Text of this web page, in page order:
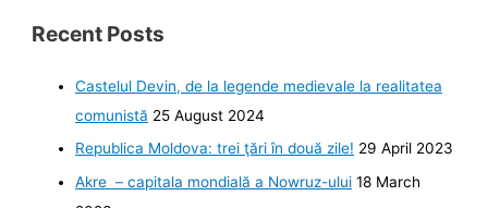
lacului
fără
Recent Posts
Castelul Devin, de la legende medievale la realitatea
comunistă 25 August 2024
Republica Moldova: trei ţări în două zile! 29 April 2023
Akre – capitala mondială a Nowruz-ului 18 March